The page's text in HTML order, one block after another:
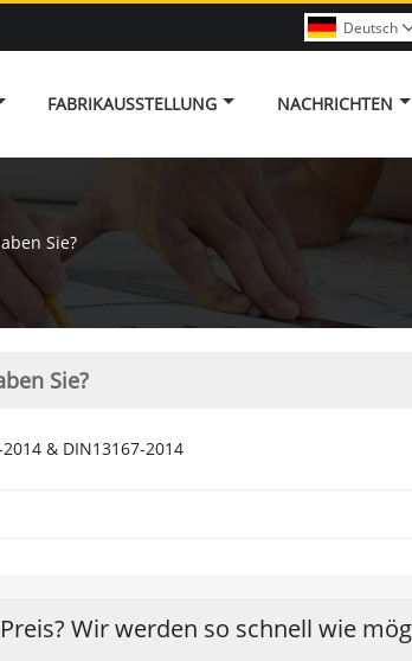
Deutsch
FABRIKAUSSTELLUNG NACHRICHTEN
Sie?
Sie?
2014 & DIN13167-2014
Wir werden so schnell wie